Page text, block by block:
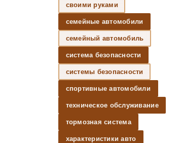
своими руками
семейные автомобили
семейный автомобиль
система безопасности
системы безопасности
спортивные автомобили
техническое обслуживание
тормозная система
характеристики авто